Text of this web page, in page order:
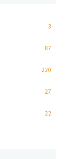
3
87
220
27
22